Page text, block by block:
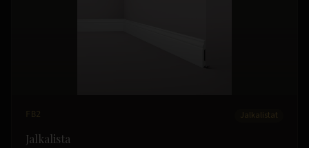
FB2 Jalkalistat
Jalkalista